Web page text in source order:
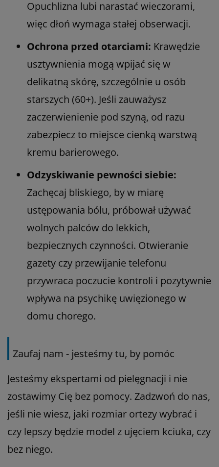
Opuchlizna lubi narastać wieczorami,
więc dłoń wymaga stałej obserwacji.
Ochrona przed otarciami: Krawędzie
usztywnienia mogą wpijać się w
delikatną skórę, szczególnie u osób
starszych (60+). Jeśli zauważysz
zaczerwienienie pod szyną, od razu
zabezpiecz to miejsce cienką warstwą
kremu barierowego.
Odzyskiwanie pewności siebie:
Zachęcaj bliskiego, by w miarę
ustępowania bólu, próbował używać
wolnych palców do lekkich,
bezpiecznych czynności. Otwieranie
gazety czy przewijanie telefonu
przywraca poczucie kontroli i pozytywnie
wpływa na psychikę uwięzionego w
domu chorego.
Zaufaj nam - jesteśmy tu, by pomóc
Jesteśmy ekspertami od pielęgnacji i nie
zostawimy Cię bez pomocy. Zadzwoń do nas,
jeśli nie wiesz, jaki rozmiar ortezy wybrać i
czy lepszy będzie model z ujęciem kciuka, czy
bez niego.